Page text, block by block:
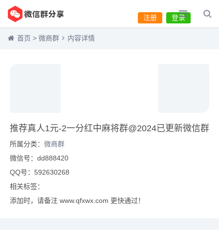
登录
注册
首页 > 微商群 内容详情
推荐真人1元-2一分红中麻将群@2024已更新微信群
所属分类： 微商群
微信号：dd888420
QQ号：592630268
相关标签：
添加时，请备注 www.qfxwx.com 更快通过！